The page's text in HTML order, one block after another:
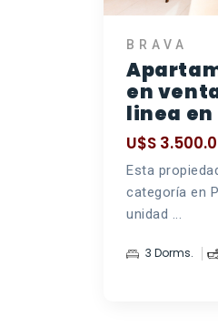
BRAVA
en
linea en
U$S
Esta
categoría en
unidad ...
3 Dorms.